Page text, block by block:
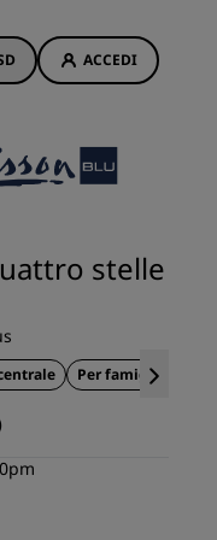
ACCEDI
stelle
Per famiglie